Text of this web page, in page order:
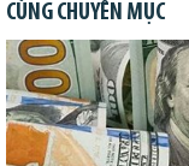
CÙNG CHUYÊN MỤC